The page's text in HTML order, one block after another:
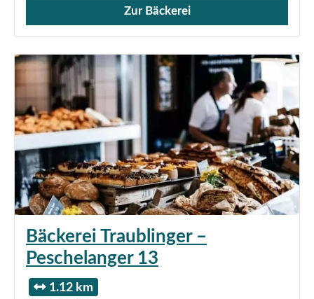
Verkauf von Brötchen,
Zur Bäckerei
Bäckerei Traublinger –
Peschelanger 13
1.12 km